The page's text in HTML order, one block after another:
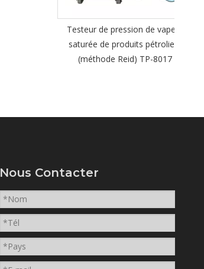
Testeur de pression de vapeur
saturée de produits pétroliers
(méthode Reid) TP-8017
Nous Contacter